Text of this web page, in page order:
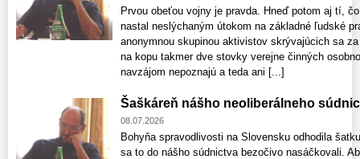
Prvou obeťou vojny je pravda. Hneď potom aj tí,
nastal neslýchaným útokom na základné ľudské
anonymnou skupinou aktivistov skrývajúcich sa
na kopu takmer dve stovky verejne činných
navzájom nepoznajú a teda ani [...]
Šaškáreň nášho neoliberálneho
08.07.2026
Bohyňa spravodlivosti na Slovensku odhodila
sa to do nášho súdnictva bezočivo nasáčkovali.